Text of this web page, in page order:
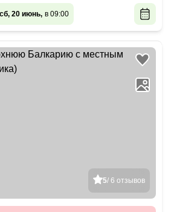
сб, 20 июнь, в 09:00
5/ 6 отзывов